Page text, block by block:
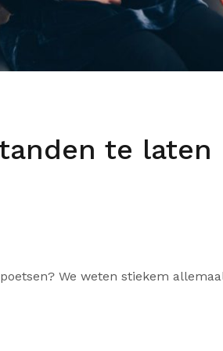
te laten
We weten stiekem